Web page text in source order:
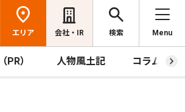
エリア 会社・IR 検索 Menu
PR） 人物風土記 コラム